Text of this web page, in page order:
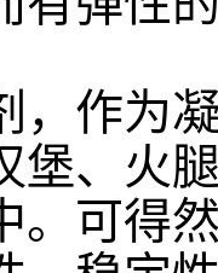
，作为
堡、火
。可得